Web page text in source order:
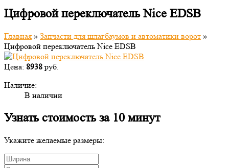
Цифровой переключатель Nice EDSB
Главная » Запчасти для шлагбаумов и автоматики ворот »
Цифровой переключатель Nice EDSB
Цена: 8938 руб.
Наличие:
В наличии
Узнать стоимость за 10 минут
Укажите желаемые размеры: